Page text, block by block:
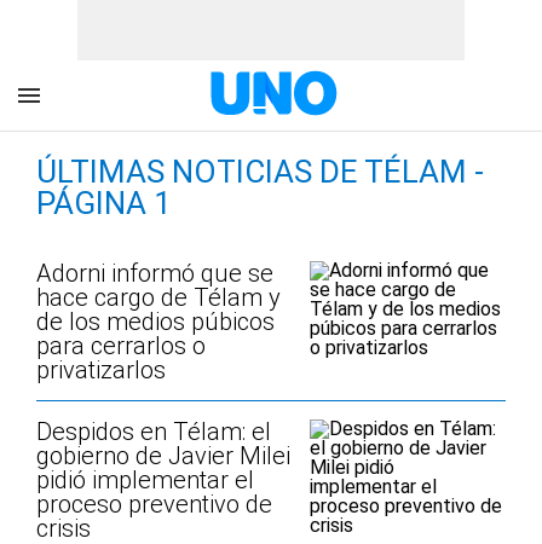
ÚLTIMAS NOTICIAS DE TÉLAM -
PÁGINA 1
Adorni informó que se
hace cargo de Télam y
de los medios púbicos
para cerrarlos o
privatizarlos
Despidos en Télam: el
gobierno de Javier Milei
pidió implementar el
proceso preventivo de
crisis